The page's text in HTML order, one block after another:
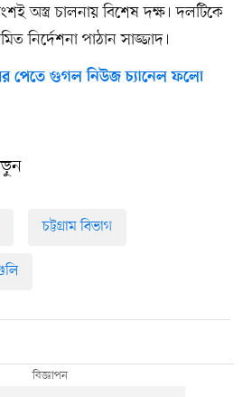
অস্ত্র চালনায় বিশেষ দক্ষ। দলটিকে
নির্দেশনা পাঠান সাজ্জাদ।
পেতে গুগল নিউজ চ্যানেল ফলো
চট্টগ্রাম বিভাগ